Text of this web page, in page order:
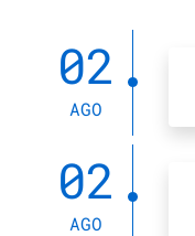
02
AGO
02
AGO